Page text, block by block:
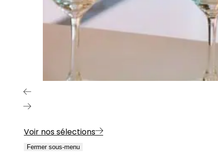
Voir nos sélections
Fermer sous-menu